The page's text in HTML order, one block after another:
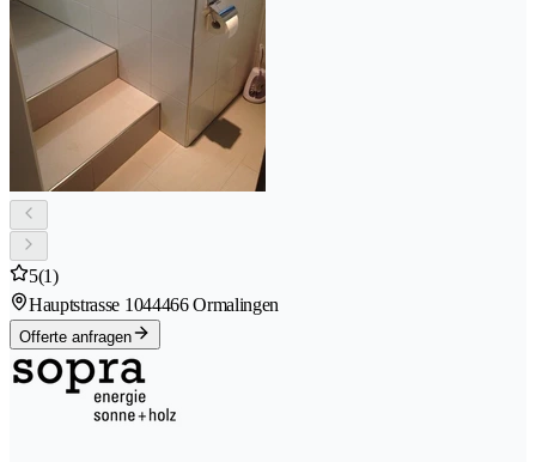
5(1)
Hauptstrasse 1044466 Ormalingen
Offerte anfragen